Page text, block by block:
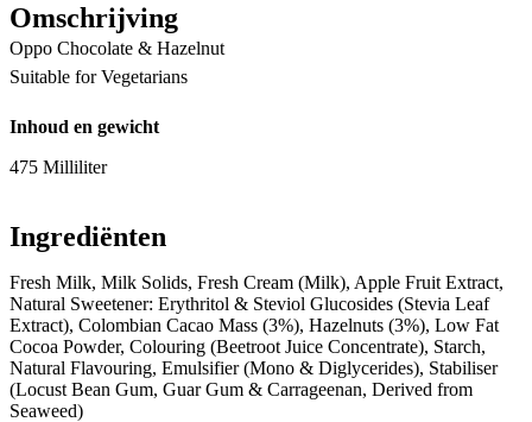
Omschrijving
Oppo Chocolate & Hazelnut
Suitable for Vegetarians
Inhoud en gewicht
475 Milliliter
Ingrediënten
Fresh Milk, Milk Solids, Fresh Cream (Milk), Apple Fruit Extract,
Natural Sweetener: Erythritol & Steviol Glucosides (Stevia Leaf
Extract), Colombian Cacao Mass (3%), Hazelnuts (3%), Low Fat
Cocoa Powder, Colouring (Beetroot Juice Concentrate), Starch,
Natural Flavouring, Emulsifier (Mono & Diglycerides), Stabiliser
(Locust Bean Gum, Guar Gum & Carrageenan, Derived from
Seaweed)